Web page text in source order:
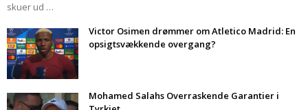
skuer ud …
Victor Osimen drømmer om Atletico Madrid: En
opsigtsvækkende overgang?
Mohamed Salahs Overraskende Garantier i